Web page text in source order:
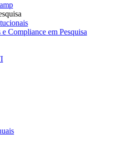
e Compliance em Pesquisa